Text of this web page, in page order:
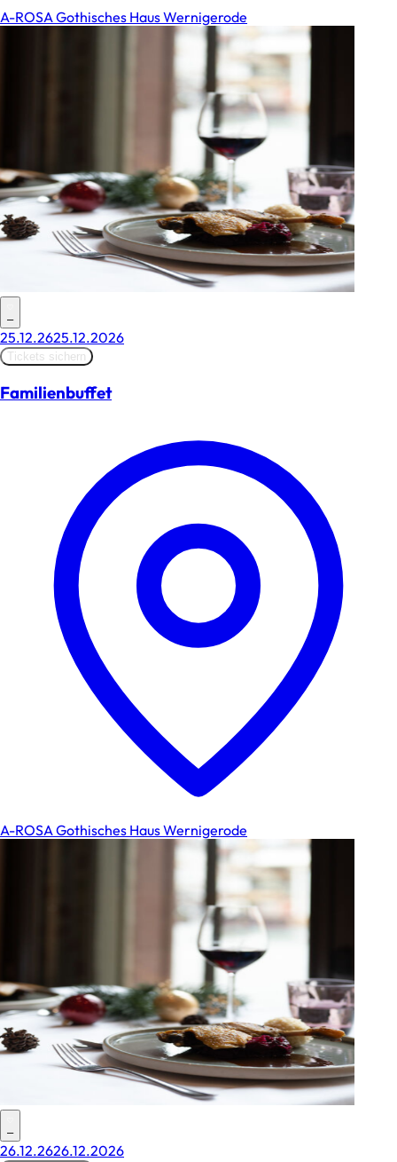
A-ROSA Gothisches Haus Wernigerode
–
25.12.2625.12.2026
Tickets sichern
Familienbuffet
A-ROSA Gothisches Haus Wernigerode
–
26.12.2626.12.2026